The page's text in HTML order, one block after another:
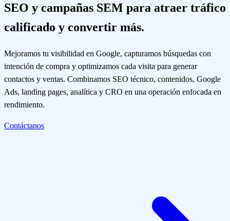
SEO y campañas SEM para atraer tráfico
calificado y convertir más.
Mejoramos tu visibilidad en Google, capturamos búsquedas con
intención de compra y optimizamos cada visita para generar
contactos y ventas. Combinamos SEO técnico, contenidos, Google
Ads, landing pages, analítica y CRO en una operación enfocada en
rendimiento.
Contáctanos